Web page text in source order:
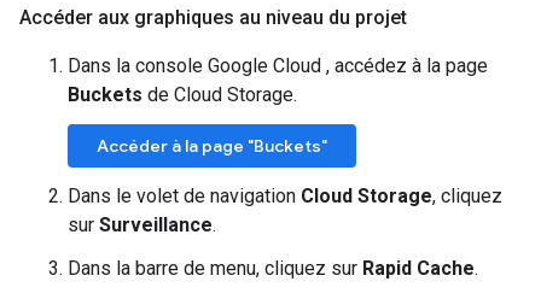
Accéder aux graphiques au niveau du projet
Dans la console Google Cloud , accédez à la page
Buckets de Cloud Storage.
Accéder à la page "Buckets"
Dans le volet de navigation Cloud Storage, cliquez
sur Surveillance.
Dans la barre de menu, cliquez sur Rapid Cache.